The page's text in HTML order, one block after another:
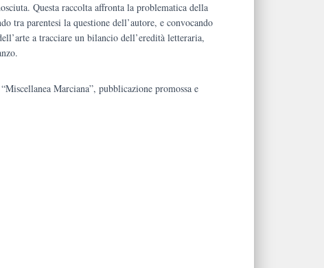
Questa raccolta affronta la problematica della
tra parentesi la questione dell’autore, e convocando
a tracciare un bilancio dell’eredità letteraria,
Marciana”, pubblicazione promossa e